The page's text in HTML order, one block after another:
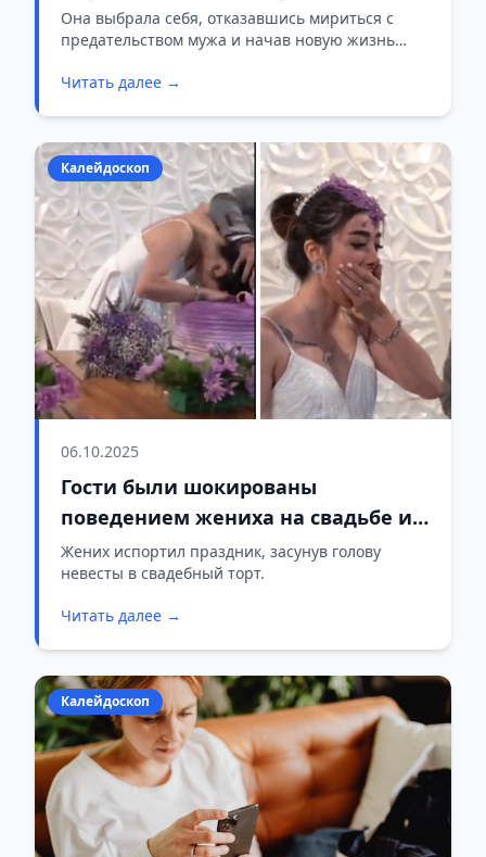
готовила месть
Она выбрала себя, отказавшись мириться с
предательством мужа и начав новую жизнь
Читать далее →
Калейдоскоп
06.10.2025
Гости были шокированы
поведением жениха на свадьбе и
требовали аннулировать брак
Жених испортил праздник, засунув голову
невесты в свадебный торт.
Читать далее →
Калейдоскоп